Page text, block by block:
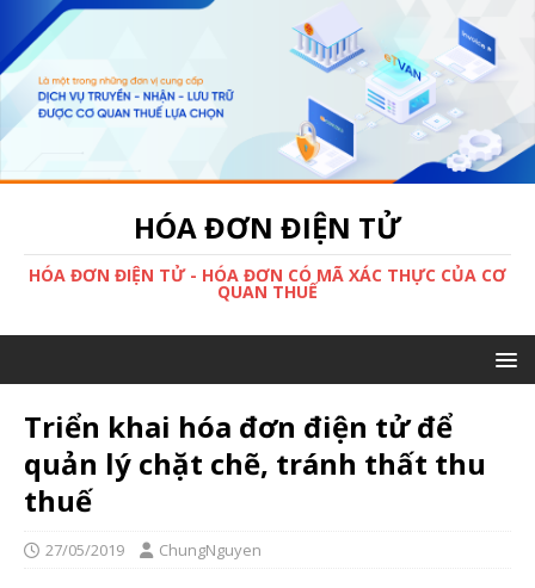
HÓA ĐƠN ĐIỆN TỬ
HÓA ĐƠN ĐIỆN TỬ - HÓA ĐƠN CÓ MÃ XÁC THỰC CỦA CƠ
QUAN THUẾ
Triển khai hóa đơn điện tử để
quản lý chặt chẽ, tránh thất thu
thuế
27/05/2019 ChungNguyen